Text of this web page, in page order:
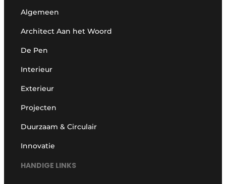
Algemeen
Architect Aan het Woord
De Pen
Interieur
Exterieur
Projecten
Duurzaam & Circulair
Innovatie
HANDIGE LINKS